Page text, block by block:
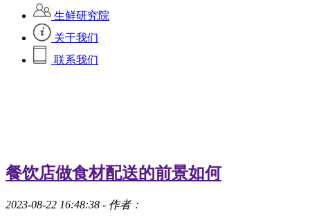
生鲜研究院
关于我们
联系我们
餐饮店做食材配送的前景如何
2023-08-22 16:48:38 - 作者：